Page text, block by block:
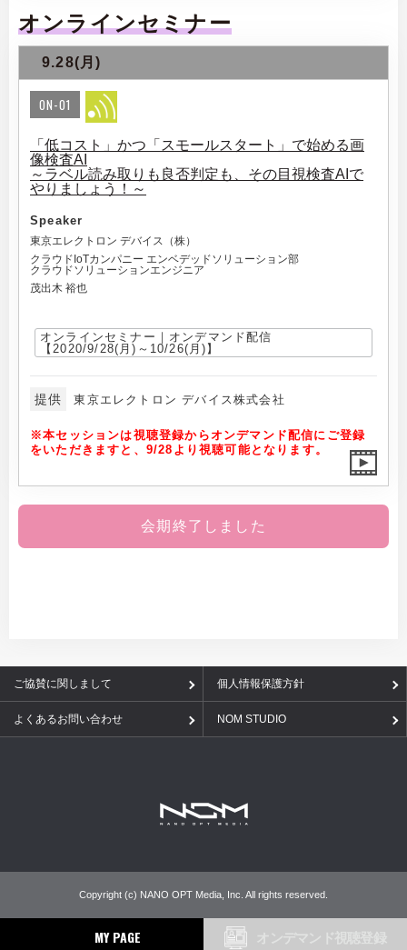
MY PAGE
オンラインセミナー
9.28(月)
ON-01
「低コスト」かつ「スモールスタート」で始める画
像検査AI
～ラベル読み取りも良否判定も、その目視検査AIで
やりましょう！～
Speaker
東京エレクトロン デバイス（株）
クラウドIoTカンパニー エンベデッドソリューション部
クラウドソリューションエンジニア
茂出木 裕也
オンラインセミナー｜オンデマンド配信
【2020/9/28(月)～10/26(月)】
提供 東京エレクトロン デバイス株式会社
※本セッションは視聴登録からオンデマンド配信にご登録
をいただきますと、9/28より視聴可能となります。
会期終了しました
ご協賛に関しまして 個人情報保護方針
よくあるお問い合わせ NOM STUDIO
Copyright (c) NANO OPT Media, Inc. All rights reserved.